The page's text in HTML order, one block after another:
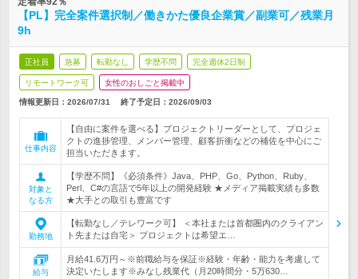
【PL】完全案件選択制／働きかた優良企業賞／副業可／残業月
9h
正社員 急募 転勤なし 学歴不問 完全週休2日制
リモートワーク可 女性のおしごと掲載中
情報更新日：2026/07/31 終了予定日： 2026/09/03
仕事内容
【自由に案件を選べる】プロジェクトリーダーとして、プロジェ
クトの進捗管理、メンバー管理、顧客折衝などの補佐を中心にご
担当いただきます。
対象と
なる方
【学歴不問】《必須条件》Java、PHP、Go、Python、Ruby、
Perl、C#の言語で5年以上の開発経験 ★メディア掲載実績も多数
★大手との取引も豊富です
勤務地
【転勤なし／テレワーク可】 ＜本社または首都圏内のクライアン
ト先または自宅＞ プロジェクトは希望エ…
給与
月給41.6万円～※前職給与を保証※経験・年齢・能力を考慮して
決定いたします※みなし残業代（月20時間分・5万630…